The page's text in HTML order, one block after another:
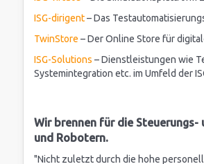
ISG-dirigent– Das
TwinStore – Der Online Store für
ISG-Solutions – Dienstleistungen wie
Systemintegration etc. im Umfeld der
Wir brennen für die
und Robotern.
"Nicht zuletzt durch die hohe